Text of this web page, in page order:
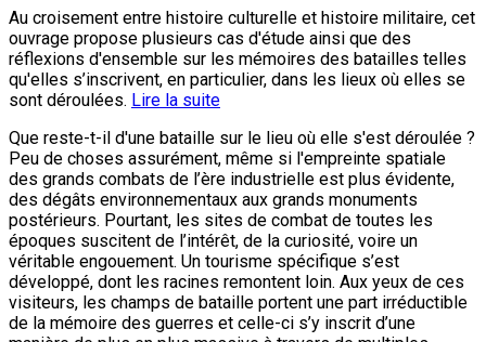
Au croisement entre histoire culturelle et histoire militaire, cet
ouvrage propose plusieurs cas d'étude ainsi que des
réflexions d'ensemble sur les mémoires des batailles telles
qu'elles s’inscrivent, en particulier, dans les lieux où elles se
sont déroulées. Lire la suite
Que reste-t-il d'une bataille sur le lieu où elle s'est déroulée ?
Peu de choses assurément, même si l'empreinte spatiale
des grands combats de l’ère industrielle est plus évidente,
des dégâts environnementaux aux grands monuments
postérieurs. Pourtant, les sites de combat de toutes les
époques suscitent de l’intérêt, de la curiosité, voire un
véritable engouement. Un tourisme spécifique s’est
développé, dont les racines remontent loin. Aux yeux de ces
visiteurs, les champs de bataille portent une part irréductible
de la mémoire des guerres et celle-ci s’y inscrit d’une